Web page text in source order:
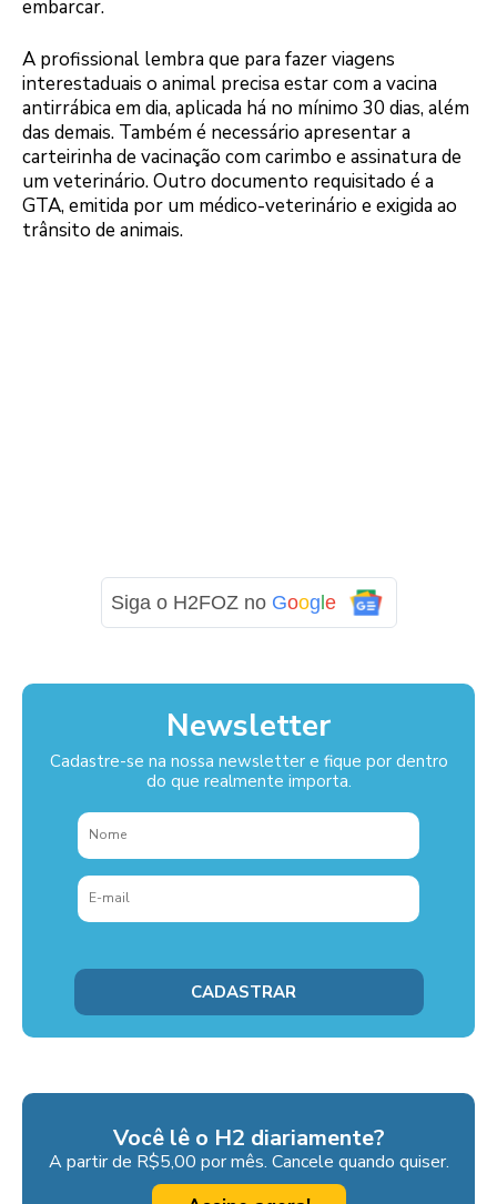
embarcar.
A profissional lembra que para fazer viagens
interestaduais o animal precisa estar com a vacina
antirrábica em dia, aplicada há no mínimo 30 dias, além
das demais. Também é necessário apresentar a
carteirinha de vacinação com carimbo e assinatura de
um veterinário. Outro documento requisitado é a
GTA, emitida por um médico-veterinário e exigida ao
trânsito de animais.
Siga o H2FOZ no Goog e
Newsletter
Cadastre-se na nossa newsletter e fique por dentro
do que realmente importa.
Você lê o H2 diariamente?
A partir de R$5,00 por mês. Cancele quando quiser.